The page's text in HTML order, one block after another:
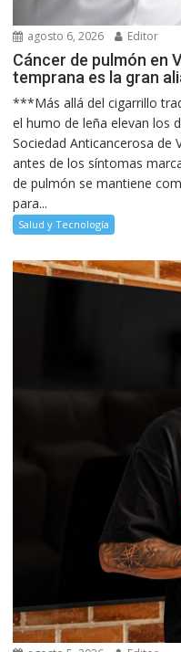
agosto 6, 2026 Editor
Cáncer de pulmón en
temprana es la gran
***Más allá del cigarrillo
el humo de leña elevan los
Sociedad Anticancerosa de
antes de los síntomas
de pulmón se mantiene
para...
Salud y Tecnología